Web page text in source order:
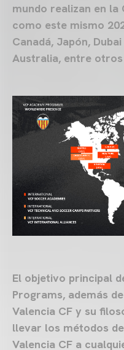
mundo realizan en la
como este mismo
Canadá, Japón,
Australia, entre
El objetivo principal
Programs, además
Valencia CF y su
llevar los métodos
Valencia CF a